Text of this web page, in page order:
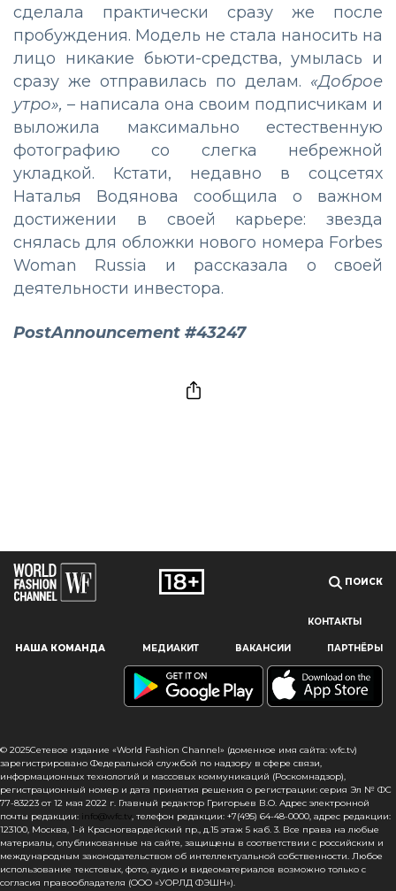
Наш сайт использует файлы cookie и похожие технологии,
чтобы гарантировать максимальное удобство
пользователям, предоставляя персонализированную
информацию, запоминая предпочтения в области
сайта, вы подтверждаете свое согласие на использование
файлов cookie в соответствии с настоящим уведомлением
в отношении данного типа файлов. Если вы не согласны
с тем, чтобы мы использовали данный тип файлов,
то вы должны соответствующим образом установить
настройки вашего браузера или не использовать сайт wfc.tv
сделала практически сразу же после
пробуждения. Модель не стала наносить на
лицо никакие бьюти-средства, умылась и
сразу же отправилась по делам. «Доброе
утро», – написала она своим подписчикам и
выложила максимально естественную
фотографию со слегка небрежной
укладкой. Кстати, недавно в соцсетях
Наталья Водянова сообщила о важном
достижении в своей карьере: звезда
снялась для обложки нового номера Forbes
Woman Russia и рассказала о своей
деятельности инвестора.
PostAnnouncement #43247
ПОИСК
КОНТАКТЫ
НАША КОМАНДА МЕДИАКИТ ВАКАНСИИ ПАРТНЁРЫ
© 2025Сетевое издание «World Fashion Channel» (доменное имя сайта: wfc.tv)
зарегистрировано Федеральной службой по надзору в сфере связи,
информационных технологий и массовых коммуникаций (Роскомнадзор),
регистрационный номер и дата принятия решения о регистрации: серия Эл № ФС
77-83223 от 12 мая 2022 г. Главный редактор Григорьев В.О. Адрес электронной
почты редакции: info@wfc.tv, телефон редакции: +7(495) 64-48-0000, адрес редакции:
123100, Москва, 1-й Красногвардейский пр., д.15 этаж 5 каб. 3. Все права на любые
материалы, опубликованные на сайте, защищены в соответствии с российским и
международным законодательством об интеллектуальной собственности. Любое
использование текстовых, фото, аудио и видеоматериалов возможно только с
согласия правообладателя (ООО «УОРЛД ФЭШН»).